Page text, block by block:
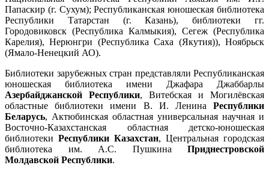
Папаскир (г. Сухум); Республиканская юношеская библиотека
Республики Татарстан (г. Казань), библиотеки гг.
Городовиковск (Республика Калмыкия), Сегеж (Республика
Карелия), Нерюнгри (Республика Саха (Якутия)), Ноябрьск
(Ямало-Ненецкий АО).
Библиотеки зарубежных стран представляли Республиканская
юношеская библиотека имени Джафара Джаббарлы
Азербайджанской Республики, Витебская и Могилёвская
областные библиотеки имени В. И. Ленина Республики
Беларусь, Актюбинская областная универсальная научная и
Восточно-Казахстанская областная детско-юношеская
библиотеки Республики Казахстан, Центральная городская
библиотека им. А.С. Пушкина Приднестровской
Молдавской Республики.